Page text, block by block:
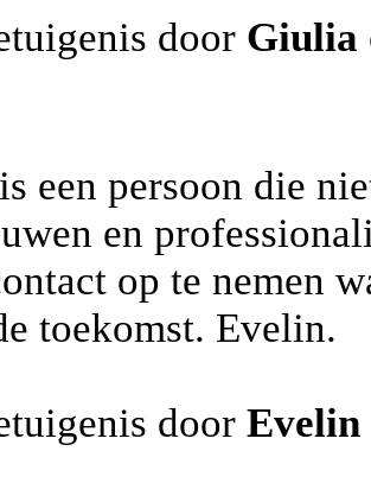
door Giulia
een persoon die
en
op te nemen
toekomst. Evelin.
door Evelin